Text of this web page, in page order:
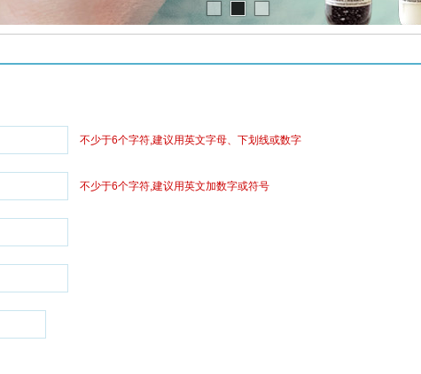
不少于6个字符,建议用英文字母、下划线或数字
不少于6个字符,建议用英文加数字或符号